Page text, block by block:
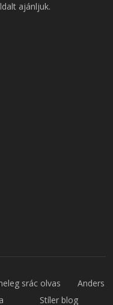
ajánljuk.
srác olvas
Anders
Stíler blog